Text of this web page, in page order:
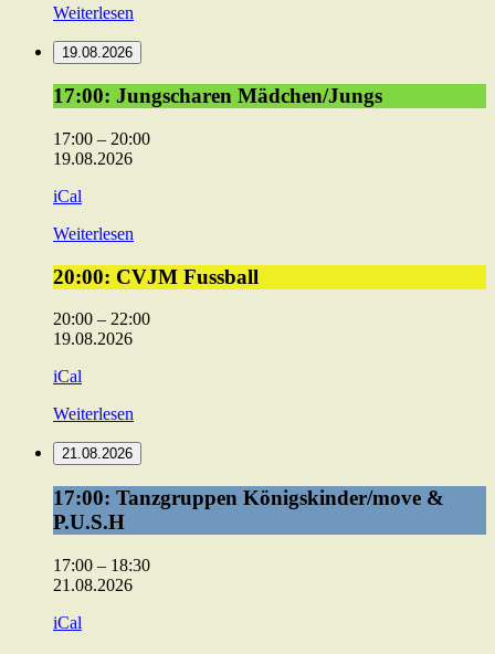
Weiterlesen
19.08.2026
17:00:
Jungscharen
Mädchen/Jungs
17:00: Jungscharen Mädchen/Jungs
17:00 – 20:00
19.08.2026
iCal
Weiterlesen
20:00:
CVJM
Fussball
20:00: CVJM Fussball
20:00 – 22:00
19.08.2026
iCal
Weiterlesen
21.08.2026
17:00:
Tanzgruppen
Königskinder/move
P.U.S.H
17:00: Tanzgruppen Königskinder/move &
P.U.S.H
17:00 – 18:30
21.08.2026
iCal